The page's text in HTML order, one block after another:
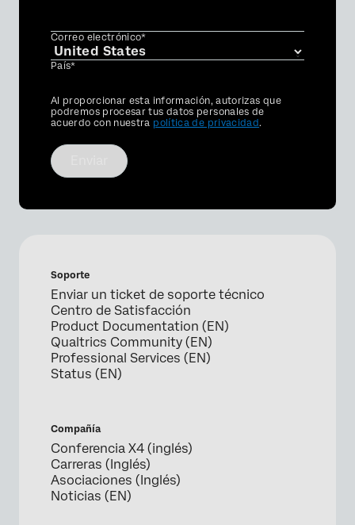
Correo electrónico*
País*
Privacy
Optin
Al proporcionar esta información, autorizas que
podremos procesar tus datos personales de
acuerdo con nuestra política de privacidad.
Soporte
Enviar un ticket de soporte técnico
Centro de Satisfacción
Product Documentation (EN)
Qualtrics Community (EN)
Professional Services (EN)
Status (EN)
Compañía
Conferencia X4 (inglés)
Carreras (Inglés)
Asociaciones (Inglés)
Noticias (EN)